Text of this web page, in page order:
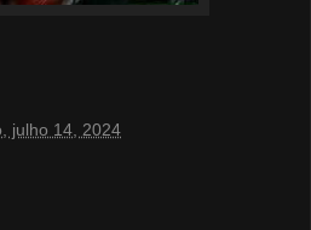
julho 14, 2024